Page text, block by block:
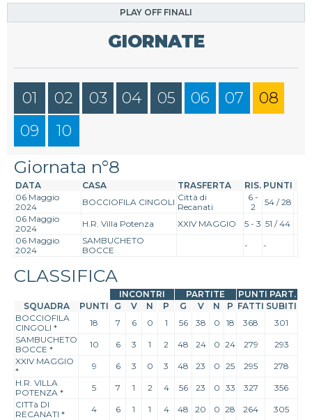
PLAY OFF FINALI
GIORNATE
01 02 03 04 05 06 07
08
09
10
Giornata n°8
DATA CASA TRASFERTA RIS. PUNTI
06 Maggio
2024
BOCCIOFILA CINGOLI Città di
Recanati
6 -
2
54 / 28
06 Maggio
2024
H.R. Villa Potenza XXIV MAGGIO 5 - 3 51 / 44
06 Maggio
2024
SAMBUCHETO
BOCCE
- -
CLASSIFICA
INCONTRI PARTITE
PUNTI PART.
SQUADRA
PUNTI G V N P G V N P FATTI SUBITI
BOCCIOFILA
CINGOLI * 18 7 6 0 1 56 38 0 18 368
301
SAMBUCHETO
BOCCE * 10 6 3 1 2 48 24 0 24 279
293
XXIV MAGGIO
*
9 6 3 0 3 48 23 0 25 295
278
H.R. VILLA
POTENZA * 5 7 1 2 4 56 23 0 33 327
356
CITTà DI
RECANATI * 4 6 1 1 4 48 20 0 28 264 305